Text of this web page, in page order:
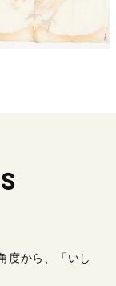
度から、「いし